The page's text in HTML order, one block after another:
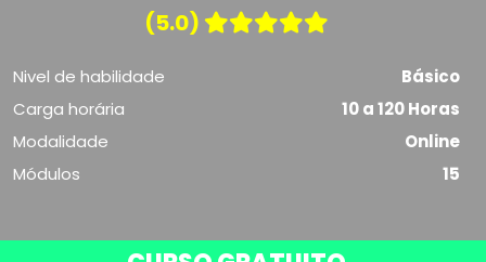
(5.0)
Nivel de habilidade
Básico
Carga horária
10 a 120 Horas
Modalidade
Online
Módulos
15